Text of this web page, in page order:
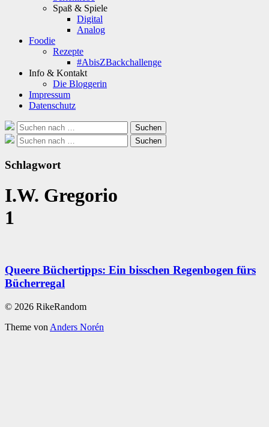
Spaß & Spiele
Digital
Analog
Foodie
Rezepte
#AbisZBackchallenge
Info & Kontakt
Die Bloggerin
Impressum
Datenschutz
Suche
nach:
Suchen
Suche
nach:
Suchen
Schlagwort
I.W. Gregorio
1
Queere Büchertipps: Ein bisschen Regenbogen fürs
Bücherregal
© 2026 RikeRandom
Theme von Anders Norén